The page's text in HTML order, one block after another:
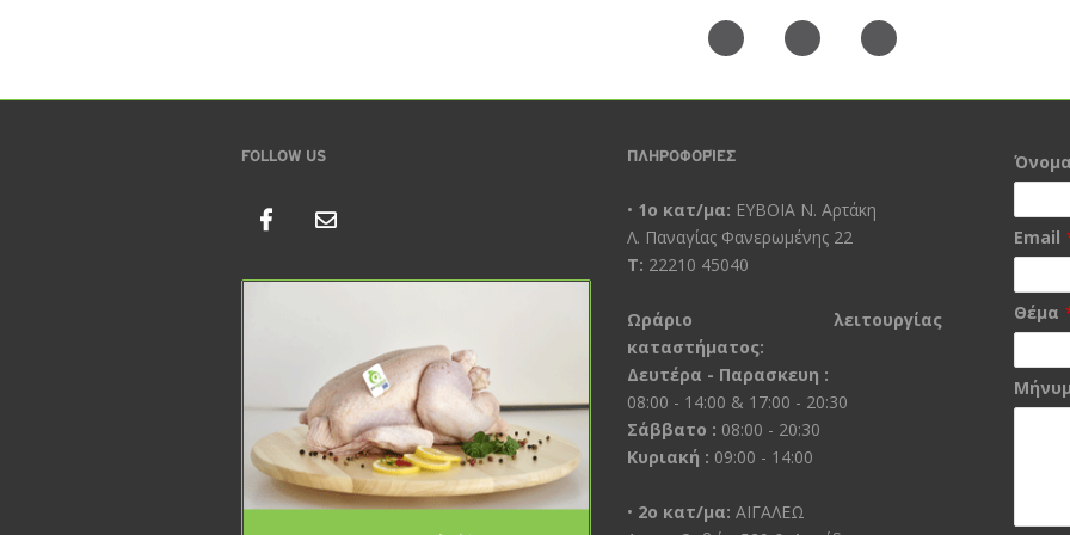
FOLLOW US ΠΛΗΡΟΦΟΡΊΕΣ
• 1ο κατ/μα: ΕΥΒΟΙΑ Ν. Αρτάκη
Λ. Παναγίας Φανερωμένης 22
Τ: 22210 45040
Ωράριο λειτουργίας
καταστήματος:
Δευτέρα - Παρασκευη :
08:00 - 14:00 & 17:00 - 20:30
Σάββατο : 08:00 - 20:30
Κυριακή : 09:00 - 14:00
• 2ο κατ/μα: ΑΙΓΑΛΕΩ
Όνομα
Email
Θέμα